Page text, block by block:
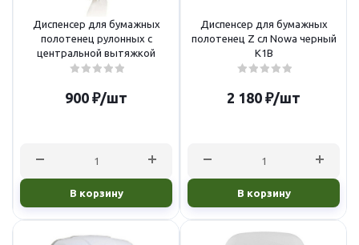
Диспенсер для бумажных
полотенец рулонных с
центральной вытяжкой
900 ₽/шт
В корзину
Диспенсер для бумажных
полотенец Z сл Nowa черный
K1B
2 180 ₽/шт
В корзину